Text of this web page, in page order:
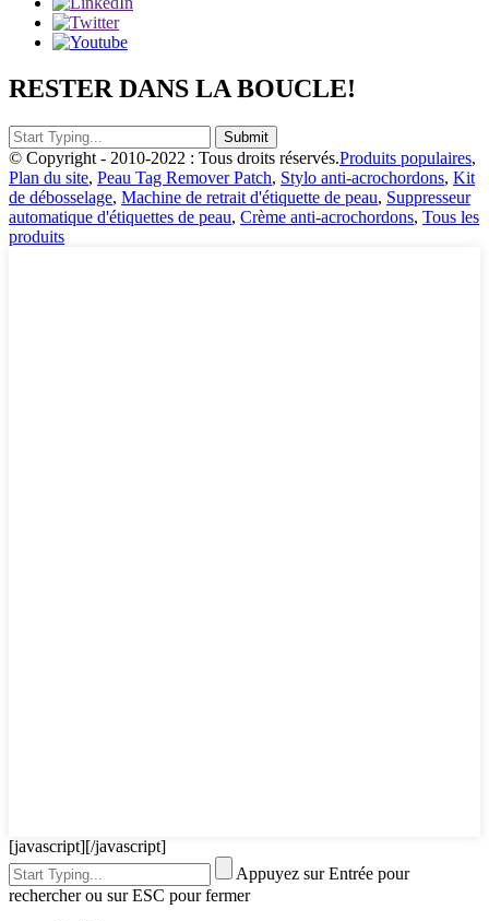
RESTER DANS LA BOUCLE!
© Copyright - 2010-2022 : Tous droits réservés.Produits populaires,
Plan du site, Peau Tag Remover Patch, Stylo anti-acrochordons, Kit
de débosselage, Machine de retrait d'étiquette de peau, Suppresseur
automatique d'étiquettes de peau, Crème anti-acrochordons, Tous les
produits
[javascript][/javascript]
Appuyez sur Entrée pour
rechercher ou sur ESC pour fermer